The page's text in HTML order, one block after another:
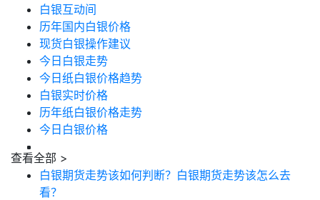
白银互动间
历年国内白银价格
现货白银操作建议
今日白银走势
今日纸白银价格趋势
白银实时价格
历年纸白银价格走势
今日白银价格
查看全部 >
白银期货走势该如何判断？白银期货走势该怎么去
看？